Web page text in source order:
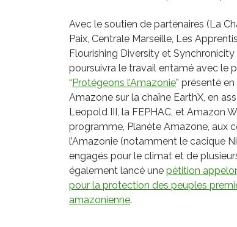
Avec le soutien de partenaires (La
Paix, Centrale Marseille, Les
Flourishing Diversity et
poursuivra le travail entamé avec le
“Protégeons l’Amazonie” présenté
Amazone sur la chaîne EarthX, en
Leopold III, la FEPHAC, et Amazon
programme, Planète Amazone, aux
l’Amazonie (notamment le cacique
engagés pour le climat et de
également lancé une pétition
pour la protection des peuples
amazonienne.